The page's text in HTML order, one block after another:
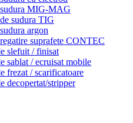
MIG-MAG
sudura TIG
argon
suprafete CONTEC
slefuit / finisat
sablat / ecruisat mobile
frezat / scarificatoare
decopertat/stripper